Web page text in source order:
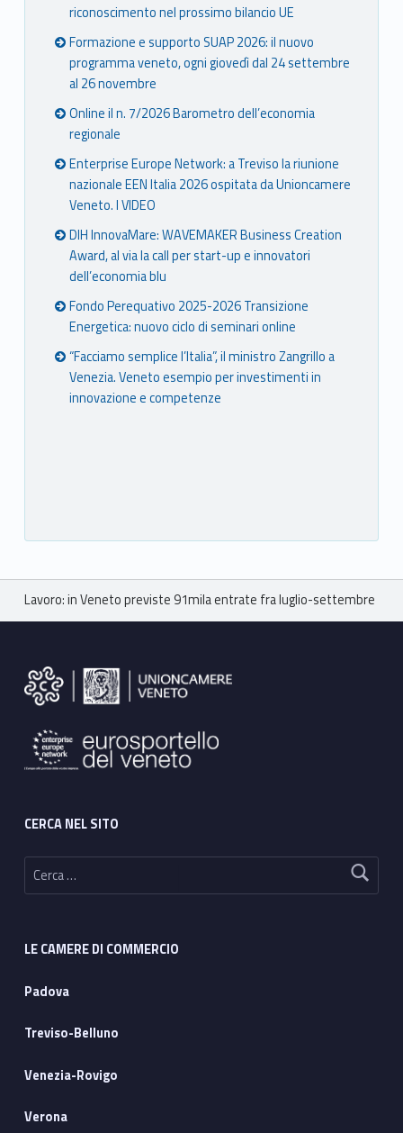
riconoscimento nel prossimo bilancio UE
Formazione e supporto SUAP 2026: il nuovo
programma veneto, ogni giovedì dal 24 settembre
al 26 novembre
Online il n. 7/2026 Barometro dell’economia
regionale
Enterprise Europe Network: a Treviso la riunione
nazionale EEN Italia 2026 ospitata da Unioncamere
Veneto. I VIDEO
DIH InnovaMare: WAVEMAKER Business Creation
Award, al via la call per start-up e innovatori
dell’economia blu
Fondo Perequativo 2025-2026 Transizione
Energetica: nuovo ciclo di seminari online
“Facciamo semplice l’Italia”, il ministro Zangrillo a
Venezia. Veneto esempio per investimenti in
innovazione e competenze
Breadcrumbs navigation
Lavoro: in Veneto previste 91mila entrate fra luglio-settembre
CERCA NEL SITO
Ricerca per:
LE CAMERE DI COMMERCIO
Padova
Treviso-Belluno
Venezia-Rovigo
Verona